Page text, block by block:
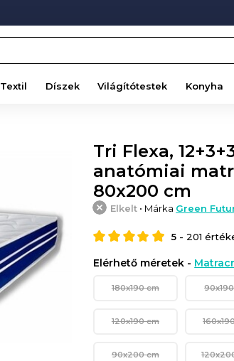
Textil Díszek Világítótestek Konyha
Tri Flexa,
anatómiai
80x200 cm
Elkelt • Márka Green
5 - 201
Elérhető méretek -
180x190 cm
120x190 cm
90x200 cm